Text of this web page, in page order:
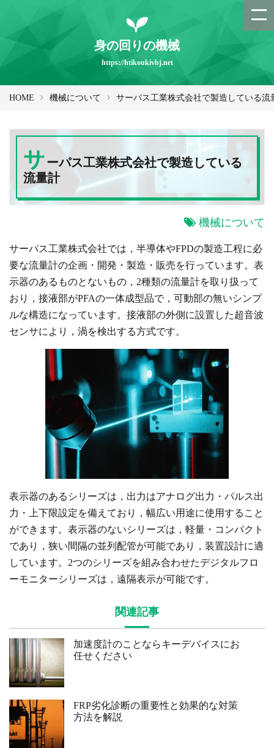
身の回りの機械
https://htikoukivbj.net
HOME 機械について サーパス工業株式会社で製造している流
サーパス工業株式会社で製造している
流量計
機械について
サーパス工業株式会社では，半導体やFPDの製造工程に必
要な流量計の企画・開発・製造・販売を行っています。表
示器のあるものとないもの，2種類の流量計を取り扱って
おり，接液部がPFAの一体成型品で，可動部の無いシンプ
ルな構造になっています。接液部の外側に設置した超音波
センサにより，渦を検出する方式です。
表示器のあるシリーズは，出力はアナログ出力・パルス出
力・上下限設定を備えており，幅広い用途に使用すること
ができます。表示器のないシリーズは，軽量・コンパクト
であり，狭い間隔の並列配管が可能であり，装置設計に適
しています。2つのシリーズを組み合わせたデジタルフロ
ーモニターシリーズは，遠隔表示が可能です。
関連記事
加速度計のことならキーデバイスにお
任せください
FRP劣化診断の重要性と効果的な対策
方法を解説